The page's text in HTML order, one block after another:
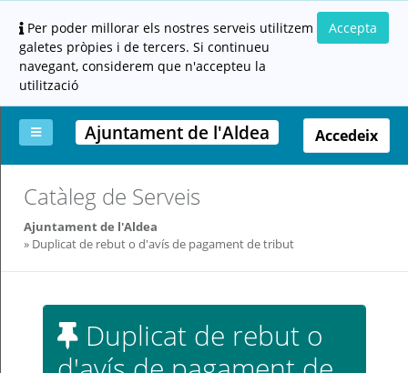
Per poder millorar els nostres serveis utilitzem
galetes pròpies i de tercers. Si continueu
navegant, considerem que n'accepteu la
utilització
Accepta
meva
documentació
ciutadana
administracions)
Ajuntament de l'Aldea Accedeix
Catàleg de Serveis
Ajuntament de l'Aldea
Duplicat de rebut o d'avís de pagament de tribut
Duplicat de rebut o